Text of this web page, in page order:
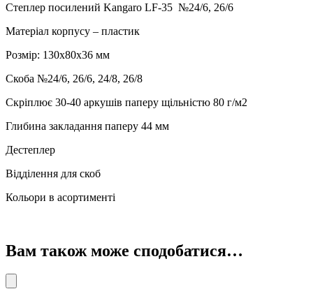
26/6
кількість
Степлер посилений Kangaro LF-35 №24/6, 26/6
Матеріал корпусу – пластик
Розмір: 130х80х36 мм
Скоба №24/6, 26/6, 24/8, 26/8
Скріплює 30-40 аркушів паперу щільністю 80 г/м2
Глибина закладання паперу 44 мм
Дестеплер
Відділення для скоб
Кольори в асортименті
Вам також може сподобатися…